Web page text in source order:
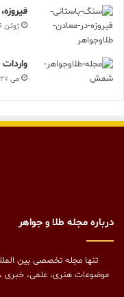
ژوئن 26, 2024
می 27, 2024
درباره مجله طلا و جواهر
تنها مجله تخصصی بین
موضوعات هنری، علمی، خبری